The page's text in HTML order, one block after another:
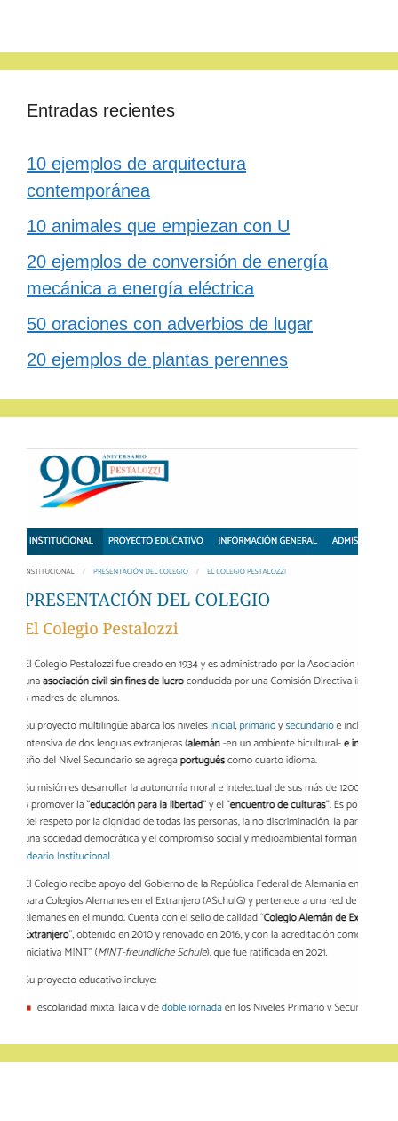
Entradas recientes
10 ejemplos de arquitectura
contemporánea
10 animales que empiezan con U
20 ejemplos de conversión de energía
mecánica a energía eléctrica
50 oraciones con adverbios de lugar
20 ejemplos de plantas perennes